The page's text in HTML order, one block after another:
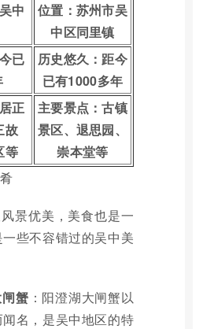
中
位置：苏州市吴
中区同里镇
已
历史悠久：距今
已有1000多年
正
故
等
主要景点：古镇
景区、退思园、
崇本堂等
景优美，美食也是一
些不容错过的吴中美
蟹 ：阳澄湖大闸蟹以
名，是吴中地区的特